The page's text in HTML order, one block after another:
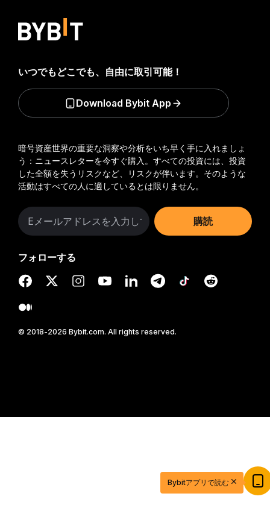
暗号資産世界の重要な洞察や分析をいち早く手に入れましょ
う：ニュースレターを今すぐ購入。 すべての投資には、投資
した全額を失うリスクなど、リスクが伴います。そのような
活動はすべての人に適しているとは限りません。
購読
フォローする
© 2018-2026 Bybit.com. All rights reserved.
いつでもどこでも、自由に取引可能！
Download Bybit App
20ドル相当の特典ゲットで取引を始めよう
新規登録＆取引で20ドル相当の獲得チャンス！Bybitアプリで読む